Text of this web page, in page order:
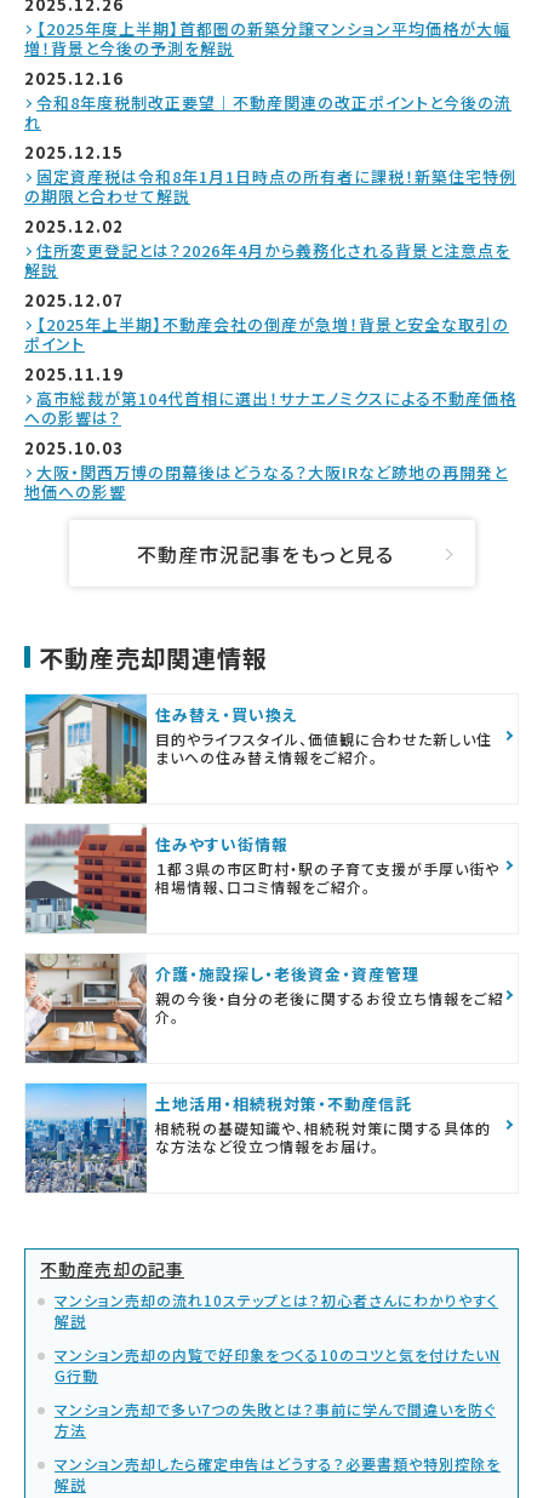
2025.12.26
【2025年度上半期】首都圏の新築分譲マンション平均価格が大幅
増！背景と今後の予測を解説
2025.12.16
令和8年度税制改正要望｜不動産関連の改正ポイントと今後の流
れ
2025.12.15
固定資産税は令和8年1月1日時点の所有者に課税！新築住宅特例
の期限と合わせて解説
2025.12.02
住所変更登記とは？2026年4月から義務化される背景と注意点を
解説
2025.12.07
【2025年上半期】不動産会社の倒産が急増！背景と安全な取引の
ポイント
2025.11.19
高市総裁が第104代首相に選出！サナエノミクスによる不動産価格
への影響は？
2025.10.03
大阪・関西万博の閉幕後はどうなる？大阪IRなど跡地の再開発と
地価への影響
不動産市況記事をもっと見る
不動産売却関連情報
住み替え・買い換え
目的やライフスタイル、価値観に合わせた新しい住
まいへの住み替え情報をご紹介。
住みやすい街情報
１都３県の市区町村・駅の子育て支援が手厚い街や
相場情報、口コミ情報をご紹介。
介護・施設探し・老後資金・資産管理
親の今後・自分の老後に関するお役立ち情報をご紹
介。
土地活用・相続税対策・不動産信託
相続税の基礎知識や、相続税対策に関する具体的
な方法など役立つ情報をお届け。
不動産売却の記事
マンション売却の流れ10ステップとは？初心者さんにわかりやすく
解説
マンション売却の内覧で好印象をつくる10のコツと気を付けたいN
G行動
マンション売却で多い7つの失敗とは？事前に学んで間違いを防ぐ
方法
マンション売却したら確定申告はどうする？必要書類や特別控除を
解説